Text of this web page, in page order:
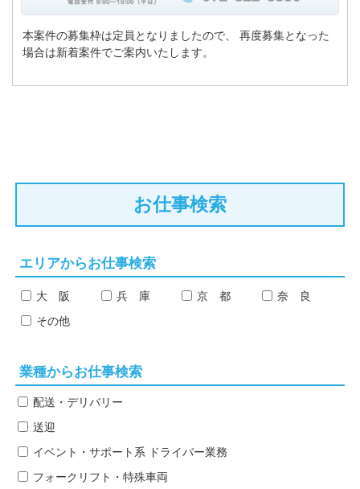
本案件の募集枠は定員となりましたので、
再度募集となった
場合は新着案件でご案内いたします。
お仕事検索
エリアからお仕事検索
大 阪 兵 庫 京 都 奈 良
その他
業種からお仕事検索
配送・デリバリー
送迎
イベント・サポート系 ドライバー業務
フォークリフト・特殊車両